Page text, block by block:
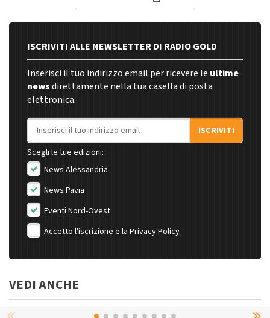
ISCRIVITI ALLE NEWSLETTER DI RADIO GOLD
Inserisci il tuo indirizzo email per ricevere le ultime
newsdirettamente nella tua casella di posta
elettronica.
Indirizzo email
ISCRIVITI
Scegli le tue edizioni:
News Alessandria
News Pavia
Eventi Nord-Ovest
Accetto l'iscrizione e la Privacy Policy
VEDI ANCHE